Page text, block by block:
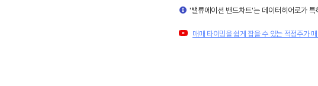
'밸류에이션 밴드차트'는 데이터히어로가
매매 타이밍을 쉽게 잡을 수 있는 적정주가